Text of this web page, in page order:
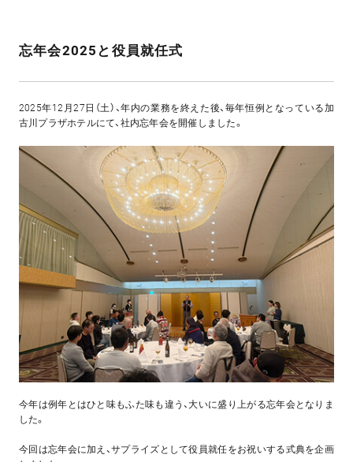
忘年会2025と役員就任式
2025年12月27日（土）、年内の業務を終えた後、毎年恒例となっている加
古川プラザホテルにて、社内忘年会を開催しました。
今年は例年とはひと味もふた味も違う、大いに盛り上がる忘年会となりま
した。
今回は忘年会に加え、サプライズとして役員就任をお祝いする式典を企画